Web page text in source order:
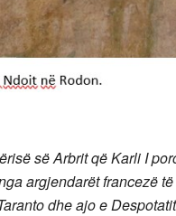
së Arbrit që Karli I
argjendarët francezë
dhe ajo e